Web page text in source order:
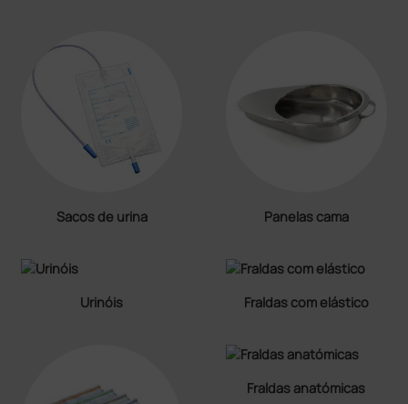
Sacos de urina Panelas cama
Urinóis Fraldas com elástico
Fraldas anatómicas